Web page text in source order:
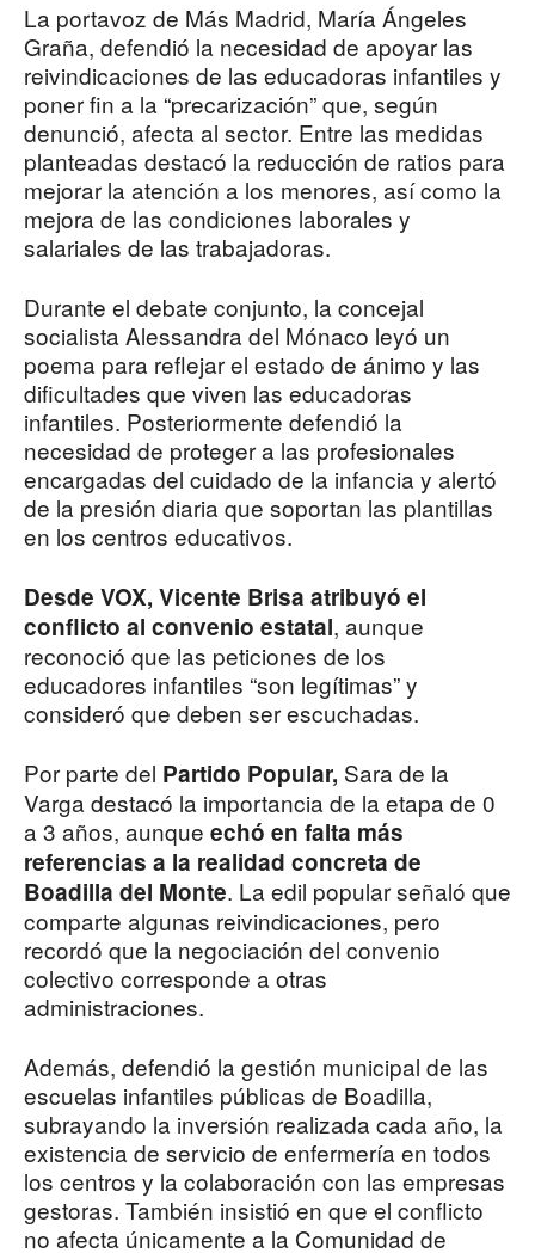
La portavoz de Más Madrid, María Ángeles
Graña, defendió la necesidad de apoyar las
reivindicaciones de las educadoras infantiles y
poner fin a la “precarización” que, según
denunció, afecta al sector. Entre las medidas
planteadas destacó la reducción de ratios para
mejorar la atención a los menores, así como la
mejora de las condiciones laborales y
salariales de las trabajadoras.
Durante el debate conjunto, la concejal
socialista Alessandra del Mónaco leyó un
poema para reflejar el estado de ánimo y las
dificultades que viven las educadoras
infantiles. Posteriormente defendió la
necesidad de proteger a las profesionales
encargadas del cuidado de la infancia y alertó
de la presión diaria que soportan las plantillas
en los centros educativos.
Desde VOX, Vicente Brisa atribuyó el
conflicto al convenio estatal, aunque
reconoció que las peticiones de los
educadores infantiles “son legítimas” y
consideró que deben ser escuchadas.
Por parte del Partido Popular, Sara de la
Varga destacó la importancia de la etapa de 0
a 3 años, aunque echó en falta más
referencias a la realidad concreta de
Boadilla del Monte. La edil popular señaló que
comparte algunas reivindicaciones, pero
recordó que la negociación del convenio
colectivo corresponde a otras
administraciones.
Además, defendió la gestión municipal de las
escuelas infantiles públicas de Boadilla,
subrayando la inversión realizada cada año, la
existencia de servicio de enfermería en todos
los centros y la colaboración con las empresas
gestoras. También insistió en que el conflicto
no afecta únicamente a la Comunidad de